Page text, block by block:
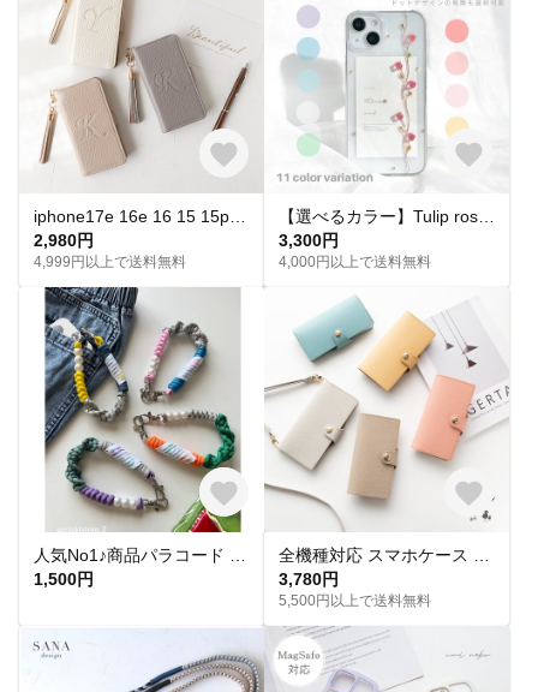
2,980円
4,999円以上で送料無料
3,300円
4,000円以上で送料無料
1,500円
3,780円
5,500円以上で送料無料